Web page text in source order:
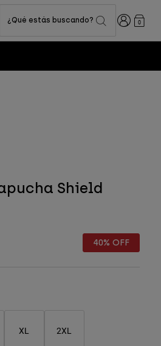
¿Qué estás buscando? Iniciar0
Shield
40% OFF
XL 2XL